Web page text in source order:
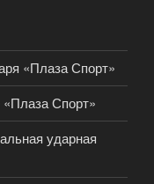
«Плаза Спорт»
Спорт»
ударная